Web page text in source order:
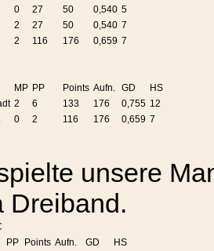
0 27 50 0,540 5
2 27 50 0,540 7
2 116 176 0,659 7
MP PP Points Aufn. GD
HS
2 6 133 176 0,755 12
0 2 116 176 0,659 7
unsere
Dreiband.
PP
Points Aufn. GD
HS